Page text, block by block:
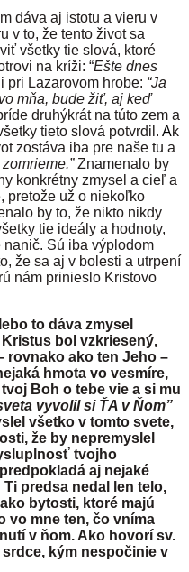
dáva aj istotu a vieru v
v to, že tento život sa
všetky tie slová, ktoré
na kríži: “Ešte dnes
pri Lazarovom hrobe: “Ja
mňa, bude žiť, aj keď
druhýkrát na túto zem a
tieto slová potvrdil. Ak
zostáva iba pre naše tu a
Znamenalo by
konkrétny zmysel a cieľ a
pretože už o niekoľko
by to, že nikto nikdy
tie ideály a hodnoty,
nanič. Sú iba výplodom
že sa aj v bolesti a utrpení
nám prinieslo Kristovo
to dáva zmysel
bol vzkriesený,
rovnako ako ten Jeho –
hmota vo vesmíre,
Boh o tebe vie a si mu
vyvolil si ŤA v Ňom”
všetko v tomto svete,
že by nepremyslel
tvojho
aj nejaké
predsa nedal len telo,
bytosti, ktoré majú
vo mne ten, čo vníma
v ňom. Ako hovorí sv.
kým nespočinie v